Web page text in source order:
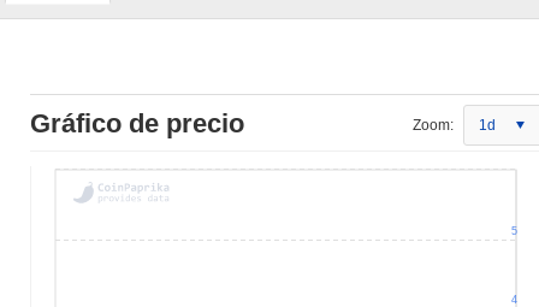
Gráfico de precio Zoom: 1d
4
5